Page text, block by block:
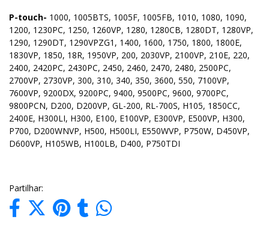
P-touch- 1000, 1005BTS, 1005F, 1005FB, 1010, 1080, 1090,
1200, 1230PC, 1250, 1260VP, 1280, 1280CB, 1280DT, 1280VP,
1290, 1290DT, 1290VPZG1, 1400, 1600, 1750, 1800, 1800E,
1830VP, 1850, 18R, 1950VP, 200, 2030VP, 2100VP, 210E, 220,
2400, 2420PC, 2430PC, 2450, 2460, 2470, 2480, 2500PC,
2700VP, 2730VP, 300, 310, 340, 350, 3600, 550, 7100VP,
7600VP, 9200DX, 9200PC, 9400, 9500PC, 9600, 9700PC,
9800PCN, D200, D200VP, GL-200, RL-700S, H105, 1850CC,
2400E, H300LI, H300, E100, E100VP, E300VP, E500VP, H300,
P700, D200WNVP, H500, H500LI, E550WVP, P750W, D450VP,
D600VP, H105WB, H100LB, D400, P750TDI
Partilhar: